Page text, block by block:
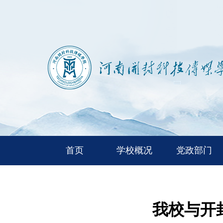
首页 学校概况 党政部门
我校与开